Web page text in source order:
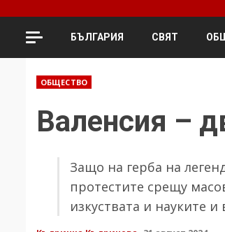
БЪЛГАРИЯ СВЯТ
ОБЩЕСТВО
Валенсия –
Защо на герба на
протестите срещу
изкуствата и науките и